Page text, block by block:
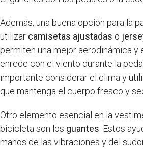
Además, una buena opción para la
utilizar camisetas ajustadas o
permiten una mejor aerodinámica y
enrede con el viento durante la
importante considerar el clima y
que mantenga el cuerpo fresco y
Otro elemento esencial en la
bicicleta son los guantes . Estos
manos de las vibraciones y del